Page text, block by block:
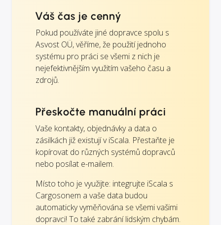
Váš čas je cenný
Pokud používáte jiné dopravce spolu s
Asvost OÜ, věříme, že použití jednoho
systému pro práci se všemi z nich je
nejefektivnějším využitím vašeho času a
zdrojů.
Přeskočte manuální práci
Vaše kontakty, objednávky a data o
zásilkách již existují v iScala. Přestaňte je
kopírovat do různých systémů dopravců
nebo posílat e-mailem.
Místo toho je využijte: integrujte iScala s
Cargosonem a vaše data budou
automaticky vyměňována se všemi vašimi
dopravci! To také zabrání lidským chybám.